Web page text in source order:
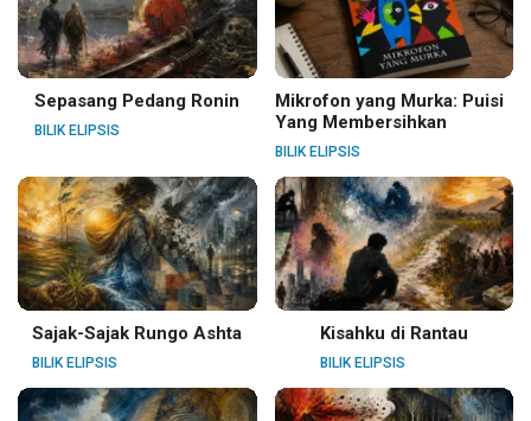
Sepasang Pedang Ronin
BILIK ELIPSIS
Mikrofon yang Murka: Puisi
Yang Membersihkan
BILIK ELIPSIS
Sajak-Sajak Rungo Ashta
BILIK ELIPSIS
Kisahku di Rantau
BILIK ELIPSIS